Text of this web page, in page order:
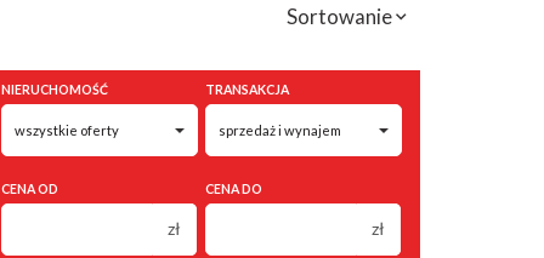
Sortowanie
NIERUCHOMOŚĆ TRANSAKCJA
CENA OD
zł
CENA DO
zł